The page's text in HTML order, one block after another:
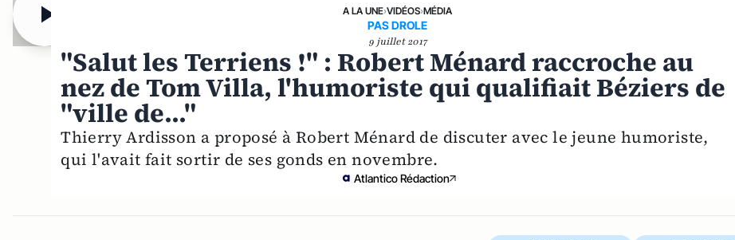
A LA UNE›VIDÉOS›MÉDIA
PAS DROLE
9 juillet 2017
"Salut les Terriens !" : Robert Ménard raccroche au
nez de Tom Villa, l'humoriste qui qualifiait Béziers de
"ville de..."
Thierry Ardisson a proposé à Robert Ménard de discuter avec le jeune humoriste,
qui l'avait fait sortir de ses gonds en novembre.
Atlantico Rédaction